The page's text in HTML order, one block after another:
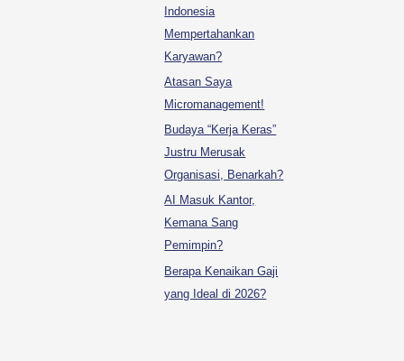
Indonesia
Mempertahankan
Karyawan?
Atasan Saya
Micromanagement!
Budaya “Kerja Keras”
Justru Merusak
Organisasi, Benarkah?
AI Masuk Kantor,
Kemana Sang
Pemimpin?
Berapa Kenaikan Gaji
yang Ideal di 2026?